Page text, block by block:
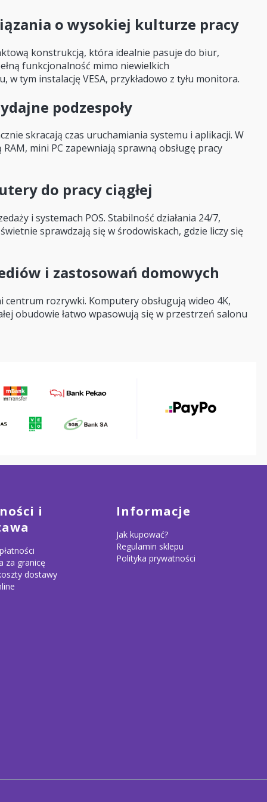
o wysokiej kulturze pracy
konstrukcją, która idealnie pasuje do biur,
funkcjonalność mimo niewielkich
tym instalację VESA, przykładowo z tyłu monitora.
podzespoły
skracają czas uruchamiania systemu i aplikacji. W
mini PC zapewniają sprawną obsługę pracy
do pracy ciągłej
i systemach POS. Stabilność działania 24/7,
sprawdzają się w środowiskach, gdzie liczy się
i zastosowań domowych
rozrywki. Komputery obsługują wideo 4K,
obudowie łatwo wpasowują się w przestrzeń salonu
i
za granicę
dostawy
Informacje
Jak kupować?
Regulamin sklepu
Polityka prywatności